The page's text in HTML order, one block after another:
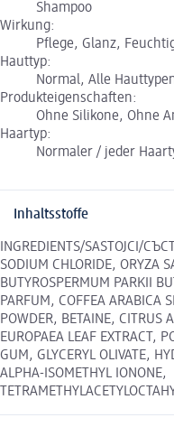
Shampoo
Wirkung:
Pflege, Glanz,
Hauttyp:
Normal, Alle
Produkteigenschaften:
Ohne Silikone, Ohne
Haartyp:
Normaler / jeder
Inhaltsstoffe
INGREDIENTS/SASTOJCI/
SODIUM CHLORIDE, ORYZA
BUTYROSPERMUM PARKII
PARFUM, COFFEA ARABICA
POWDER, BETAINE, CITRUS
EUROPAEA LEAF EXTRACT,
GUM, GLYCERYL OLIVATE,
ALPHA-ISOMETHYL IONONE,